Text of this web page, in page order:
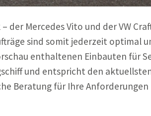
der Mercedes Vito und der VW
sind somit jederzeit optimal
enthaltenen Einbauten für
und entspricht den
Beratung für Ihre Anforderungen